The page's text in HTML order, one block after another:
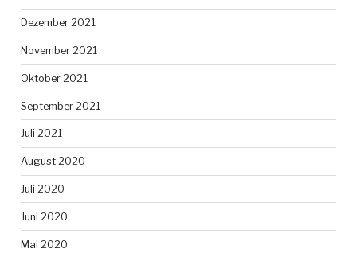
Dezember 2021
November 2021
Oktober 2021
September 2021
Juli 2021
August 2020
Juli 2020
Juni 2020
Mai 2020